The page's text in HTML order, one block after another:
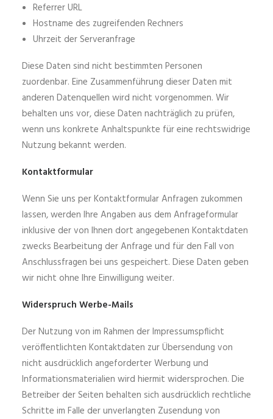
Referrer URL
Hostname des zugreifenden Rechners
Uhrzeit der Serveranfrage
Diese Daten sind nicht bestimmten Personen
zuordenbar. Eine Zusammenführung dieser Daten mit
anderen Datenquellen wird nicht vorgenommen. Wir
behalten uns vor, diese Daten nachträglich zu prüfen,
wenn uns konkrete Anhaltspunkte für eine rechtswidrige
Nutzung bekannt werden.
Kontaktformular
Wenn Sie uns per Kontaktformular Anfragen zukommen
lassen, werden Ihre Angaben aus dem Anfrageformular
inklusive der von Ihnen dort angegebenen Kontaktdaten
zwecks Bearbeitung der Anfrage und für den Fall von
Anschlussfragen bei uns gespeichert. Diese Daten geben
wir nicht ohne Ihre Einwilligung weiter.
Widerspruch Werbe-Mails
Der Nutzung von im Rahmen der Impressumspflicht
veröffentlichten Kontaktdaten zur Übersendung von
nicht ausdrücklich angeforderter Werbung und
Informationsmaterialien wird hiermit widersprochen. Die
Betreiber der Seiten behalten sich ausdrücklich rechtliche
Schritte im Falle der unverlangten Zusendung von